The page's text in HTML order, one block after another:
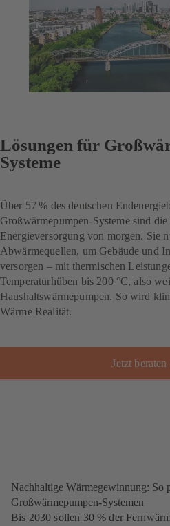
Lösungen für
Systeme
Über 57 % des deutschen
Großwärmepumpen-Systeme sind
Energieversorgung von morgen. Sie
Abwärmequellen, um Gebäude und
versorgen – mit thermischen
Temperaturhüben bis 200 °C, also
Haushaltswärmepumpen. So wird
Wärme Realität.
Jetzt beraten
Nachhaltige Wärmegewinnung: So
Großwärmepumpen-Systemen
Bis 2030 sollen 30 % der